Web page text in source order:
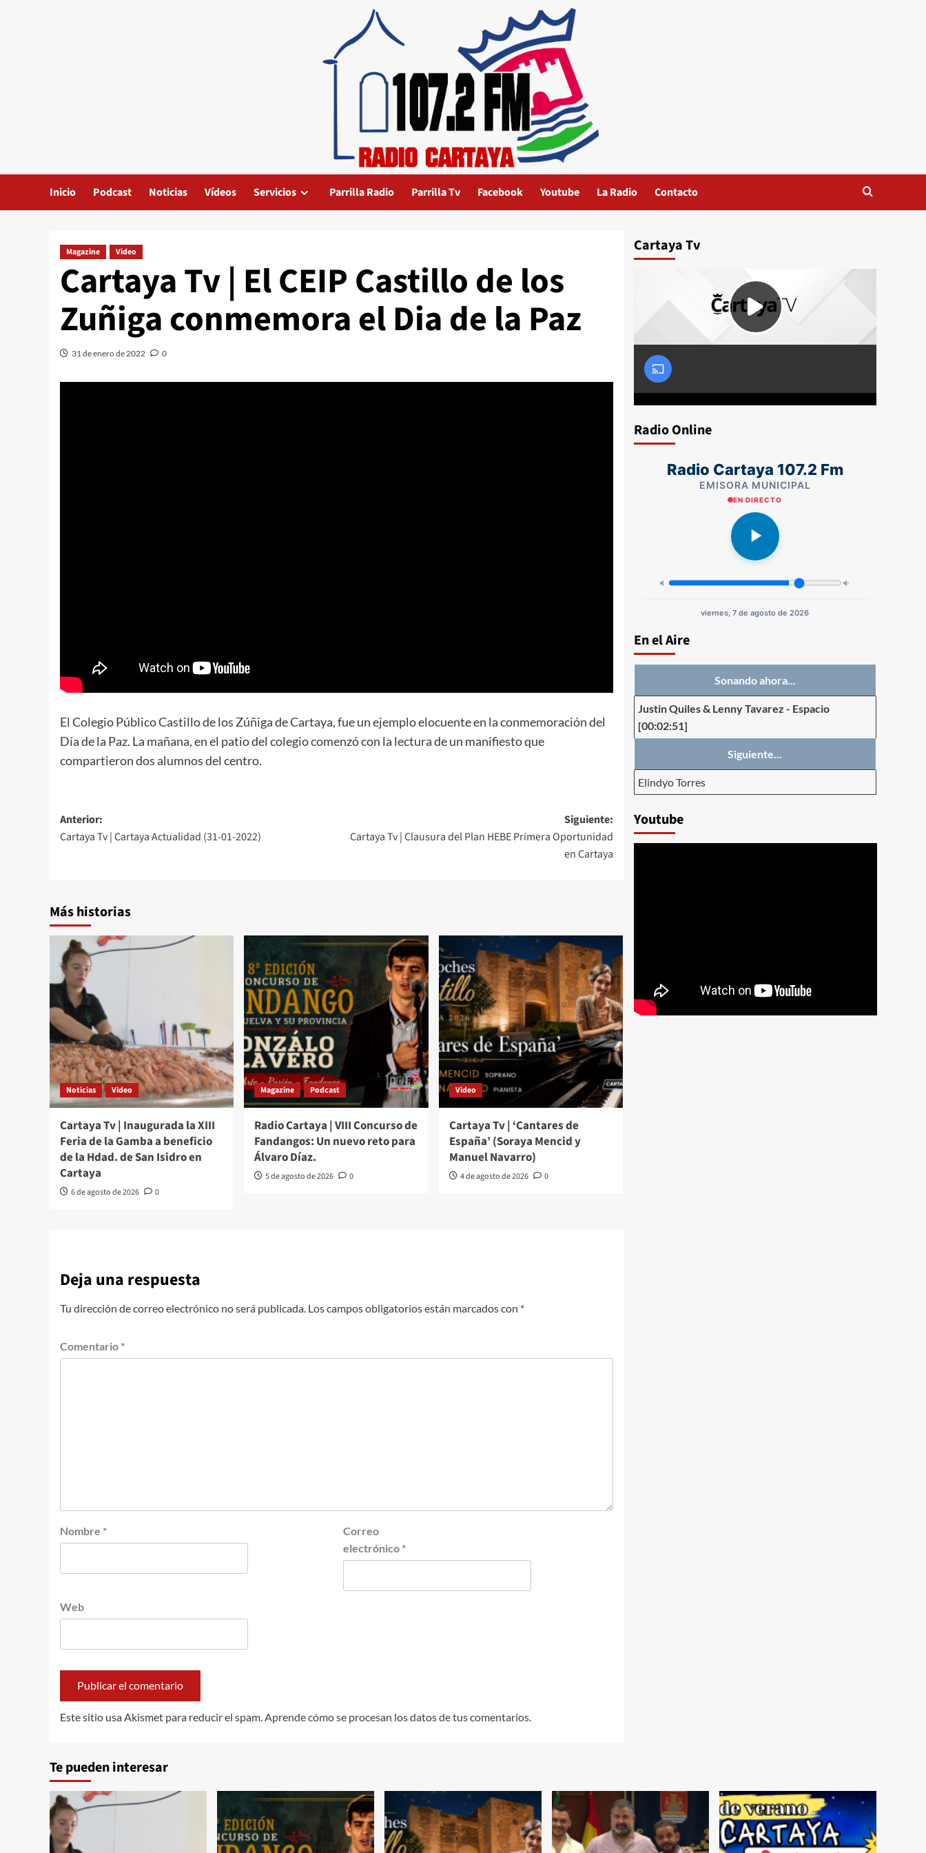
Inicio Podcast Noticias Vídeos Servicios Parrilla Radio Parrilla Tv Facebook Youtube La Radio Contacto
Magazine Video
Cartaya Tv | El CEIP Castillo de los
Zuñiga conmemora el Dia de la Paz
31 de enero de 2022 0
El Colegio Público Castillo de los Zúñiga de Cartaya, fue un ejemplo elocuente en la conmemoración del
Día de la Paz. La mañana, en el patio del colegio comenzó con la lectura de un manifiesto que
compartieron dos alumnos del centro.
Anterior:
Cartaya Tv | Cartaya Actualidad (31-01-2022)
Siguiente:
Cartaya Tv | Clausura del Plan HEBE Primera Oportunidad
en Cartaya
Más historias
Noticias Video
Cartaya Tv | Inaugurada la XIII
Feria de la Gamba a beneficio
de la Hdad. de San Isidro en
Cartaya
6 de agosto de 2026 0
Magazine Podcast
Radio Cartaya | VIII Concurso de
Fandangos: Un nuevo reto para
Álvaro Díaz.
5 de agosto de 2026 0
Video
Cartaya Tv | ‘Cantares de
España’ (Soraya Mencid y
Manuel Navarro)
4 de agosto de 2026 0
Deja una respuesta
Tu dirección de correo electrónico no será publicada. Los campos obligatorios están marcados con *
Comentario *
Nombre *
Correo
electrónico *
Web
Este sitio usa Akismet para reducir el spam. Aprende cómo se procesan los datos de tus comentarios.
Cartaya Tv
Radio Online
Radio Cartaya 107.2 Fm
EMISORA MUNICIPAL
EN DIRECTO
viernes, 7 de agosto de 2026
En el Aire
Sonando ahora...
Justin Quiles & Lenny Tavarez - Espacio
[00:02:51]
Siguiente...
Elindyo Torres
Youtube
Te pueden interesar